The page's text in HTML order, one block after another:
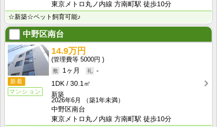
東京メトロ丸ノ内線 方南町駅 徒歩10分
☆新築☆ペット飼育可能♪
中野区南台
新着
マンション
14.9万円
5000円
1ヶ月
-
1DK
30.1㎡
新築
2026年6月
（築1年未満）
中野区南台
東京メトロ丸ノ内線 方南町駅 徒歩10分